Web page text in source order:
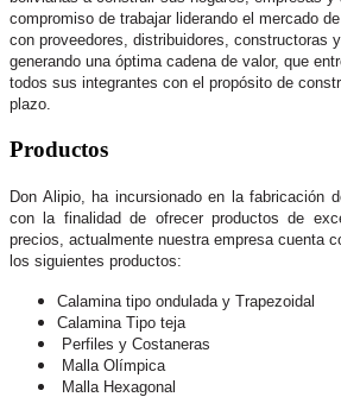
compromiso de trabajar liderando el mercado
con proveedores, distribuidores, constructoras
generando una óptima cadena de valor, que
todos sus integrantes con el propósito de
plazo.
Productos
Don Alipio, ha incursionado en la fabricación
con la finalidad de ofrecer productos de
precios, actualmente nuestra empresa cuenta
los siguientes productos:
Calamina tipo ondulada y Trapezoidal
Calamina Tipo teja
Perfiles y Costaneras
Malla Olímpica
Malla Hexagonal